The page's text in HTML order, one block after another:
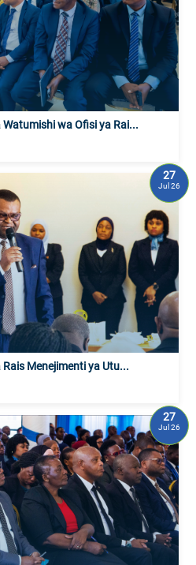
wa Ofisi ya Rai...
Menejimenti ya Utu...
27
Jul 26
27
Jul 26